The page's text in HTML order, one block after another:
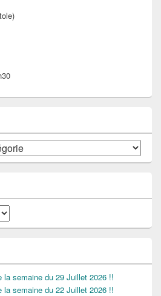
semaine du 29 Juillet 2026 !!
semaine du 22 Juillet 2026 !!